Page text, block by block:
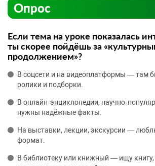
Опрос
Если тема на уроке показалась
ты скорее пойдёшь за
продолжением»?
В соцсети и на видеоплатформы — там
ролики и подборки.
В онлайн‑энциклопедии,
нужны надёжные факты.
На выставки, лекции, экскурсии —
формат.
В библиотеку или книжный — ищу